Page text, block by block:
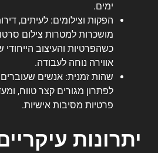
ימים.
הפקות וצילומים: לעיתים,
מושכרות למטרות צילום
כשהפרטיות והעיצוב
אווירה נוחה לעבודה.
שהות זמנית: אנשים שעוברים
לפתרון מגורים קצר טווח,
פרטיות מסיבות אישיות.
יתרונות